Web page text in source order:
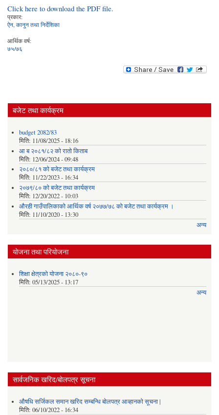
Click here to download the PDF file.
प्रकार:
ऐन, कानुन तथा निर्देशिका
आर्थिक वर्ष:
७५/७६
बजेट तथा कार्यक्रम
budget 2082/83
मिति: 11/08/2025 - 18:16
आ ब २०८१/८२ काे राताे किताब
मिति: 12/06/2024 - 09:48
२०८०/८१ को बजेट तथा कार्यक्रम
मिति: 11/22/2023 - 16:34
२०७९/८० को बजेट तथा कार्यक्रम
मिति: 12/20/2022 - 10:03
औरही गाउँपालिकाको आर्थिक वर्ष २०७७/७८ को बजेट तथा कार्यक्रम ।
मिति: 11/10/2020 - 13:30
अन्य
योजना तथा परियोजना
शिक्षा क्षेत्रको योजना २०८०-९०
मिति: 05/13/2025 - 13:17
अन्य
सार्वजनिक खरिद/बोलपत्र सूचना
औषधि सर्जिकल समान खरिद सम्बन्धि बोलपत्र आव्हानको सूचना |
मिति: 06/10/2022 - 16:34